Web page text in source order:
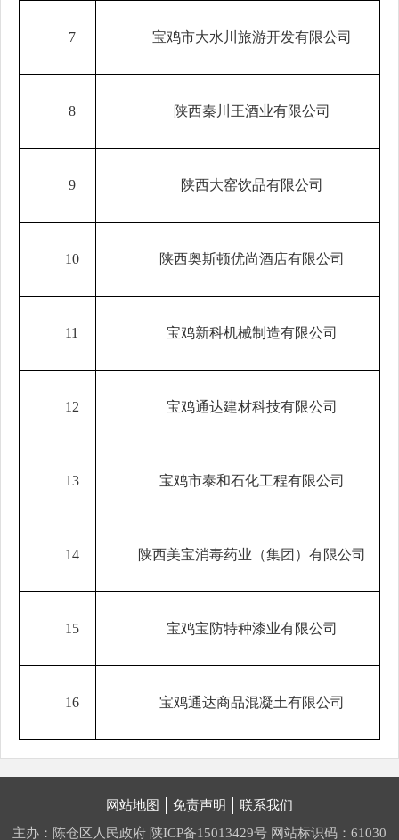
7 宝鸡市大水川旅游开发有限公司
8 陕西秦川王酒业有限公司
9 陕西大窑饮品有限公司
10 陕西奥斯顿优尚酒店有限公司
11 宝鸡新科机械制造有限公司
12 宝鸡通达建材科技有限公司
13 宝鸡市泰和石化工程有限公司
14 陕西美宝消毒药业（集团）有限公司
15 宝鸡宝防特种漆业有限公司
16 宝鸡通达商品混凝土有限公司
网站地图 免责声明
联系我们
主办：陈仓区人民政府 陕ICP备15013429号 网站标识码：61030